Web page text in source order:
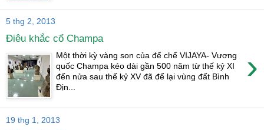
5 thg 2, 2013
Điêu khắc cổ Champa
›
Một thời kỳ vàng son của đế chế VIJAYA- Vương
quốc Champa kéo dài gần 500 năm từ thế kỷ XI
đến nửa sau thế kỷ XV đã để lại vùng đất Bình
Địn...
19 thg 1, 2013